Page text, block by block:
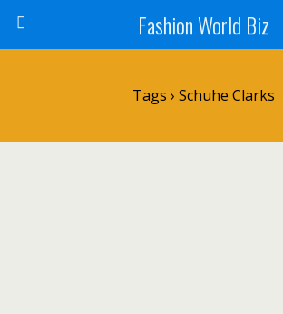
Fashion World Biz
Tags › Schuhe Clarks